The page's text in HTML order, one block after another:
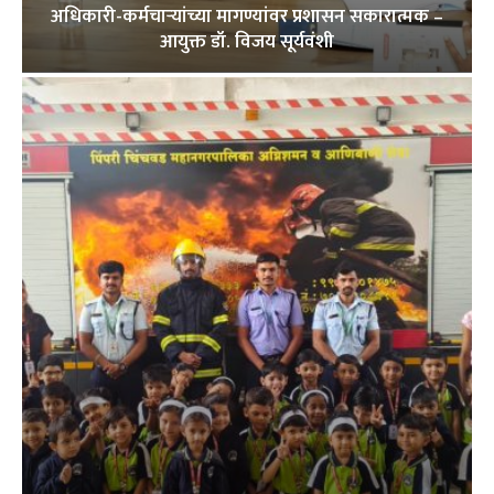
अधिकारी-कर्मचाऱ्यांच्या मागण्यांवर प्रशासन सकारात्मक –
आयुक्त डॉ. विजय सूर्यवंशी